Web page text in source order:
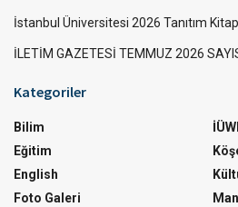
İstanbul Üniversitesi 2026 Tanıtım
İLETİM GAZETESİ TEMMUZ 2026
Kategoriler
Bilim
Eğitim
English
Foto Galeri